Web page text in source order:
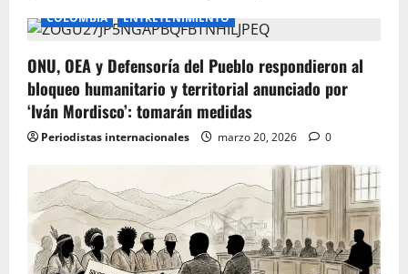
COLOMBIA
ENTRETENIMIENTO
ONU, OEA y Defensoría del Pueblo respondieron al
bloqueo humanitario y territorial anunciado por
‘Iván Mordisco’: tomarán medidas
Periodistas internacionales marzo 20, 2026 0